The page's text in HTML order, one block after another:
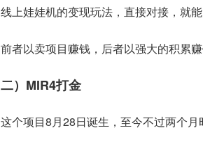
线上娃娃机的变现玩法，直接对接，就能
前者以卖项目赚钱，后者以强大的积累赚
二）MIR4打金
这个项目8月28日诞生，至今不过两个月